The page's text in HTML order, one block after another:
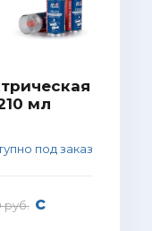
мл
под заказ
руб.с